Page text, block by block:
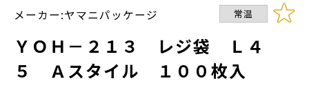
メーカー:ヤマニパッケージ 常温
ＹＯＨ－２１３ レジ袋 Ｌ４
５ Ａスタイル １００枚入